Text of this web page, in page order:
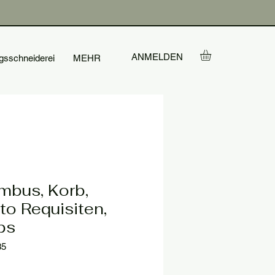
MEHR ANMELDEN
Korb,
Requisiten,